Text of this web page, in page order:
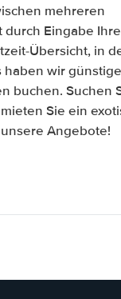
mehreren
Eingabe
Übersicht, in
haben wir
buchen. Suchen
Sie ein
Angebote!